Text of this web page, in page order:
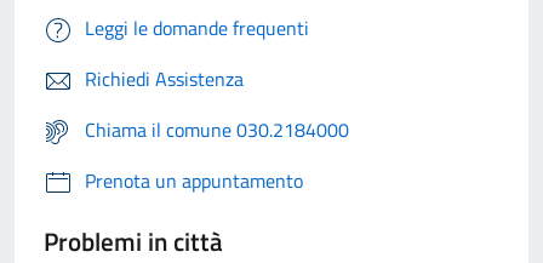
Leggi le domande frequenti
Richiedi Assistenza
Chiama il comune 030.2184000
Prenota un appuntamento
Problemi in città